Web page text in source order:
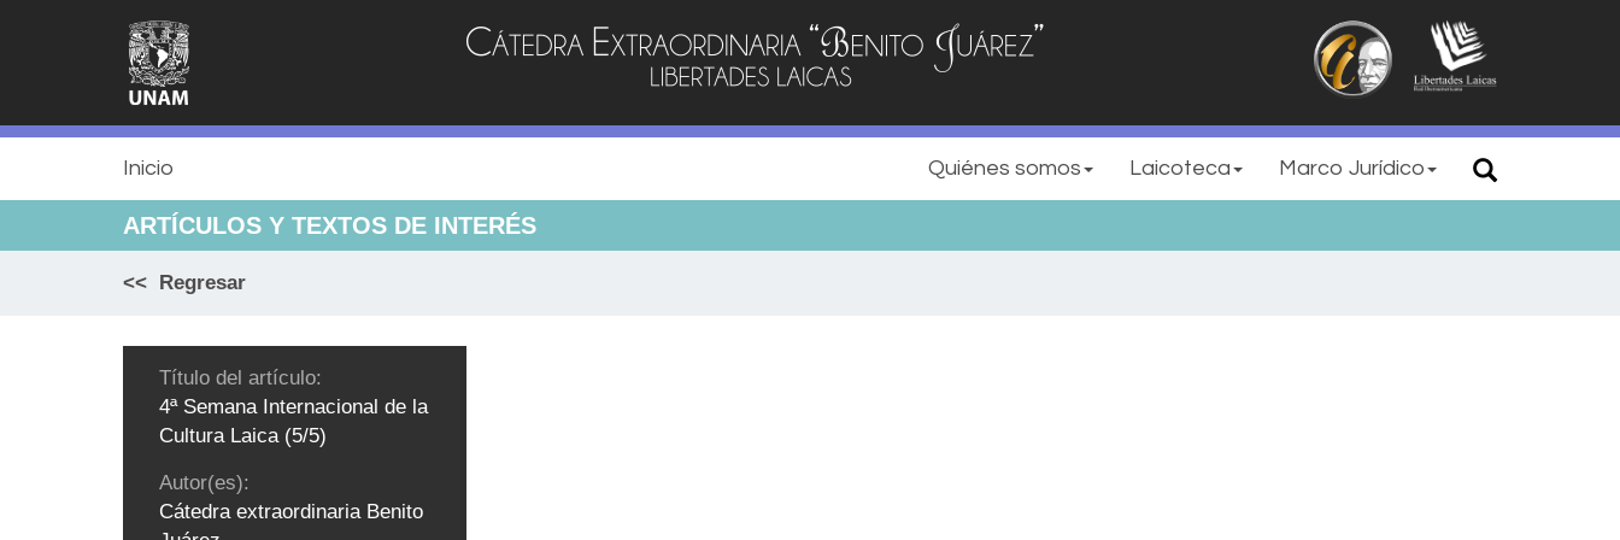
Inicio Quiénes somos Laicoteca Marco Jurídico
ARTÍCULOS Y TEXTOS DE INTERÉS
<< Regresar
Título del artículo:
4ª Semana Internacional de la
Cultura Laica (5/5)
Autor(es):
Cátedra extraordinaria Benito